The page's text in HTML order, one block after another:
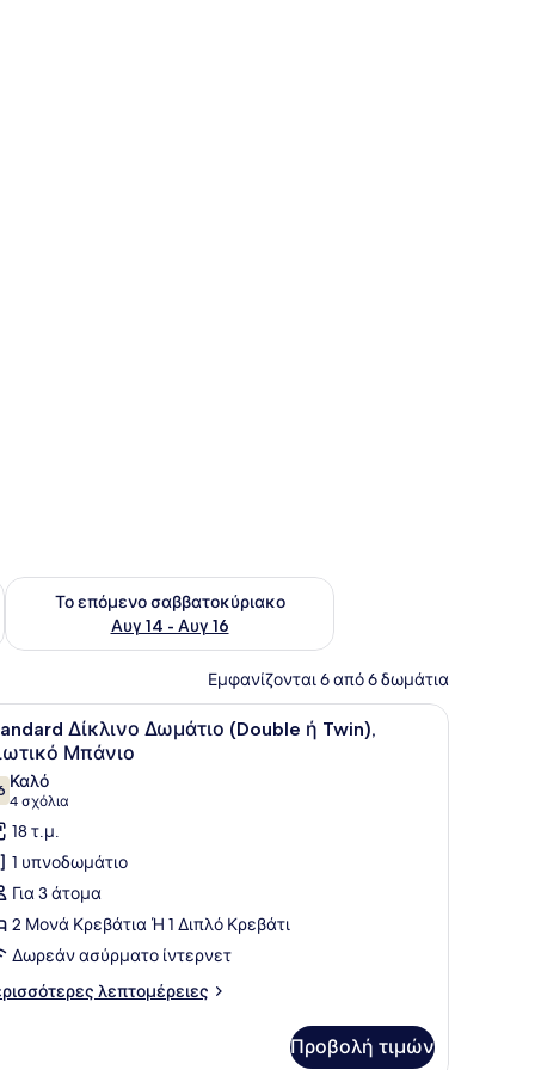
σαββατοκύριακο Αυγ 7 - Αυγ 9
Το επόμενο σαββατοκύριακο
Αυγ 14 - Αυγ 16
Έλεγχος διαθεσιμότητας για το επόμενο σαββατοκύριακο
Εμφανίζονται 6 από 6 δωμάτια
φωτιστικό και ένας τοίχος από τούβλα στο βάθος.
σεντόνια, μια μπεζ κουβέρτα και ένα κόκκινο μαξιλάρι.
Ένα στρωμένο κρεβάτι με προσεγμένο
4
Δίκλινο Δωμάτιο (Double ή Twin),
Μπάνιο
στα 10
Καλό
4 σχόλια
(4
σχόλια)
18 τ.μ.
1 υπνοδωμάτιο
Για 3 άτομα
2 Μονά Κρεβάτια Ή 1 Διπλό Κρεβάτι
Δωρεάν ασύρματο ίντερνετ
λεπτομέρειες
Προβολή τιμών